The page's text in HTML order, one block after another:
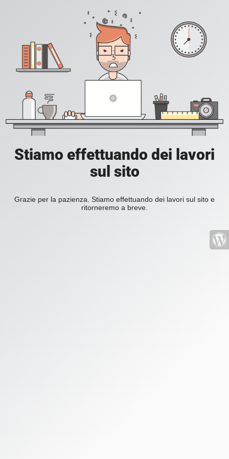
Stiamo effettuando dei lavori
sul sito
Grazie per la pazienza. Stiamo effettuando dei lavori sul sito e
ritorneremo a breve.